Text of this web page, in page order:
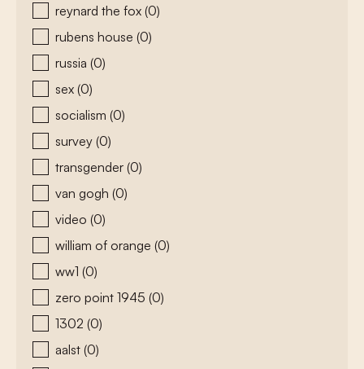
reynard the fox (0)
rubens house (0)
russia (0)
sex (0)
socialism (0)
survey (0)
transgender (0)
van gogh (0)
video (0)
william of orange (0)
ww1 (0)
zero point 1945 (0)
1302 (0)
aalst (0)